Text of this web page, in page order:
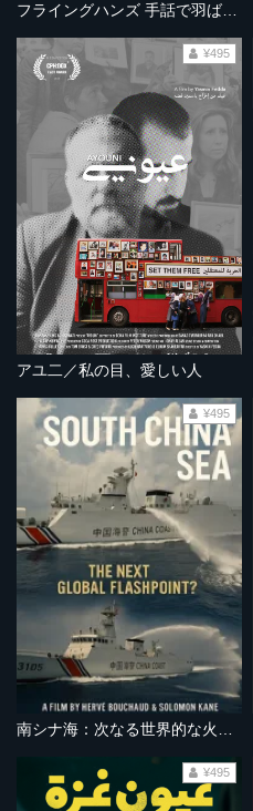
フライングハンズ 手話で羽ばたく
アユ二／私の目、愛しい人
¥495
南シナ海：次なる世界的な火種となるか？
¥495
¥495